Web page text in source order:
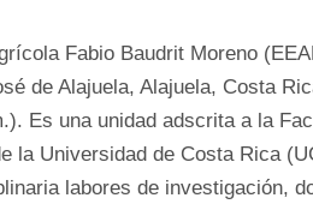
Fabio Baudrit Moreno
de Alajuela, Alajuela, Costa
Es una unidad adscrita a la
la Universidad de Costa Rica
labores de investigación,